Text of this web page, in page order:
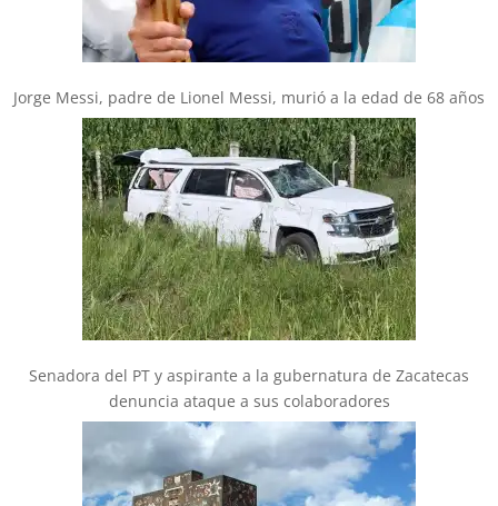
Jorge Messi, padre de Lionel Messi, murió a la edad de 68 años
Senadora del PT y aspirante a la gubernatura de Zacatecas
denuncia ataque a sus colaboradores